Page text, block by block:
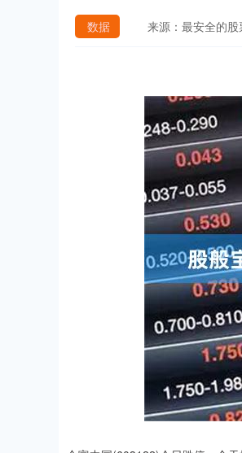
数据 来源：最安全的